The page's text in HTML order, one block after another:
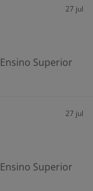
27 jul
Ensino Superior
27 jul
Ensino Superior